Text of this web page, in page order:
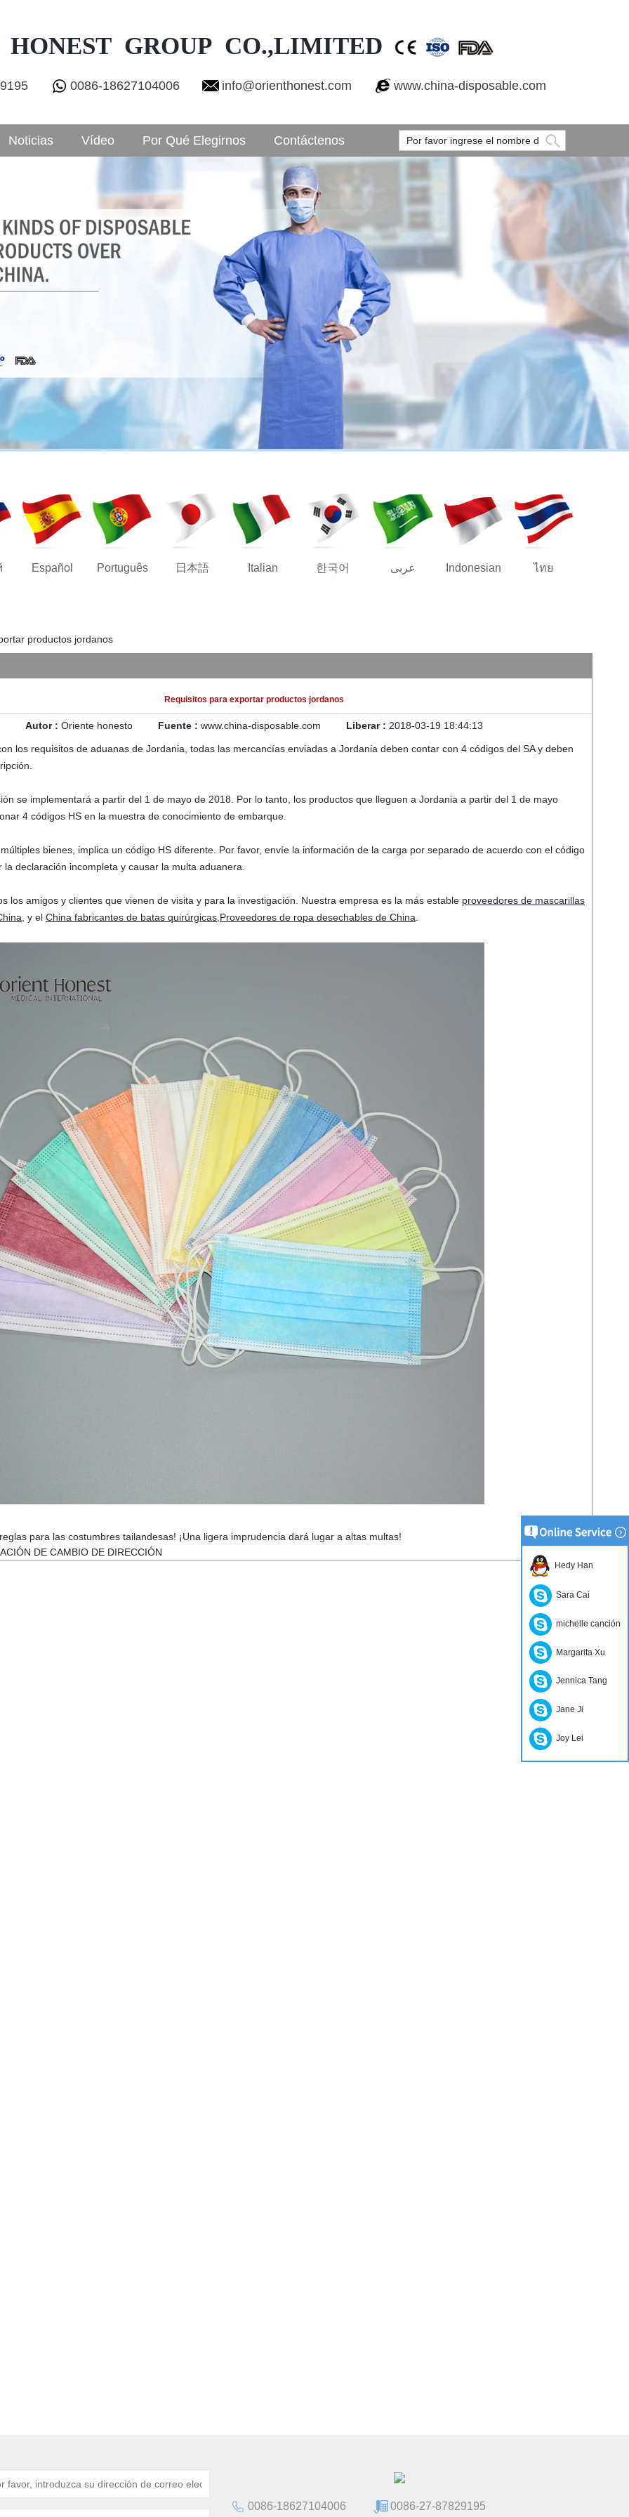
HONEST GROUP CO.,LIMITED
0086-18627104006 info@orienthonest.com www.china-disposable.com
Noticias Vídeo Por Qué Elegirnos Contáctenos
Español Português 日本語 Italian 한국어 عربى Indonesian ไทย
productos jordanos
Requisitos para exportar productos jordanos
Autor : Oriente honesto Fuente : www.china-disposable.com Liberar : 2018-03-19 18:44:13
los requisitos de aduanas de Jordania, todas las mercancías enviadas a Jordania deben contar con 4 códigos del SA y deben
se implementará a partir del 1 de mayo de 2018. Por lo tanto, los productos que lleguen a Jordania a partir del 1 de mayo
4 códigos HS en la muestra de conocimiento de embarque.
bienes, implica un código HS diferente. Por favor, envíe la información de la carga por separado de acuerdo con el código
la declaración incompleta y causar la multa aduanera.
los amigos y clientes que vienen de visita y para la investigación. Nuestra empresa es la más estable proveedores de mascarillas
, y el China fabricantes de batas quirúrgicas Proveedores de ropa desechables de China
para las costumbres tailandesas! ¡Una ligera imprudencia dará lugar a altas multas!
DE CAMBIO DE DIRECCIÓN
0086-18627104006 0086-27-87829195
Hedy Han
Sara Cai
michelle canción
Margarita Xu
Jennica Tang
Jane Ji
Joy Lei